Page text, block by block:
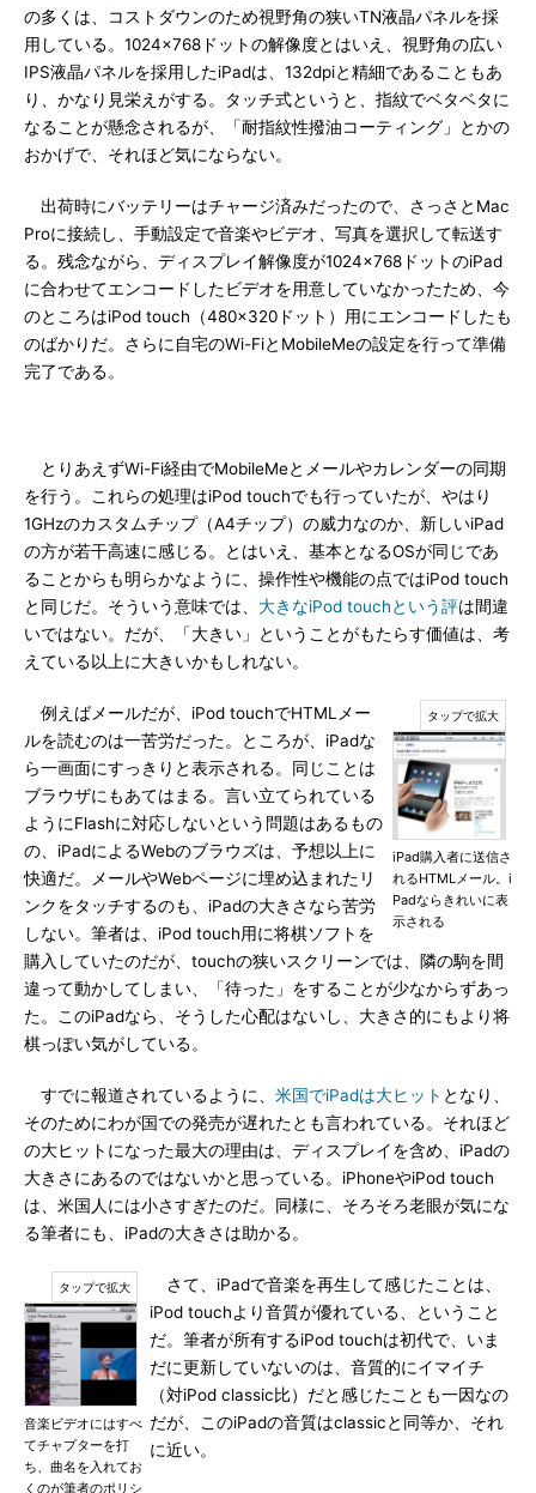
の多くは、コストダウンのため視野角の狭いTN液晶パネルを採
用している。1024×768ドットの解像度とはいえ、視野角の広い
IPS液晶パネルを採用したiPadは、132dpiと精細であることもあ
り、かなり見栄えがする。タッチ式というと、指紋でベタベタに
なることが懸念されるが、「耐指紋性撥油コーティング」とかの
おかげで、それほど気にならない。
出荷時にバッテリーはチャージ済みだったので、さっさとMac
Proに接続し、手動設定で音楽やビデオ、写真を選択して転送す
る。残念ながら、ディスプレイ解像度が1024×768ドットのiPad
に合わせてエンコードしたビデオを用意していなかったため、今
のところはiPod touch（480×320ドット）用にエンコードしたも
のばかりだ。さらに自宅のWi-FiとMobileMeの設定を行って準備
完了である。
とりあえずWi-Fi経由でMobileMeとメールやカレンダーの同期
を行う。これらの処理はiPod touchでも行っていたが、やはり
1GHzのカスタムチップ（A4チップ）の威力なのか、新しいiPad
の方が若干高速に感じる。とはいえ、基本となるOSが同じであ
ることからも明らかなように、操作性や機能の点ではiPod touch
と同じだ。そういう意味では、 大きなiPod touchという評は間違
いではない。だが、「大きい」ということがもたらす価値は、考
えている以上に大きいかもしれない。
iPad購入者に送信さ
れるHTMLメール。i
Padならきれいに表
示される
例えばメールだが、iPod touchでHTMLメー
ルを読むのは一苦労だった。ところが、iPadな
ら一画面にすっきりと表示される。同じことは
ブラウザにもあてはまる。言い立てられている
ようにFlashに対応しないという問題はあるもの
の、iPadによるWebのブラウズは、予想以上に
快適だ。メールやWebページに埋め込まれたリ
ンクをタッチするのも、iPadの大きさなら苦労
しない。筆者は、iPod touch用に将棋ソフトを
購入していたのだが、touchの狭いスクリーンでは、隣の駒を間
違って動かしてしまい、「待った」をすることが少なからずあっ
た。このiPadなら、そうした心配はないし、大きさ的にもより将
棋っぽい気がしている。
すでに報道されているように、 米国でiPadは大ヒット となり、
そのためにわが国での発売が遅れたとも言われている。それほど
の大ヒットになった最大の理由は、ディスプレイを含め、iPadの
大きさにあるのではないかと思っている。iPhoneやiPod touch
は、米国人には小さすぎたのだ。同様に、そろそろ老眼が気にな
る筆者にも、iPadの大きさは助かる。
音楽ビデオにはすべ
てチャプターを打
ち、曲名を入れてお
くのが筆者のポリシ
さて、iPadで音楽を再生して感じたことは、
iPod touchより音質が優れている、ということ
だ。筆者が所有するiPod touchは初代で、いま
だに更新していないのは、音質的にイマイチ
（対iPod classic比）だと感じたことも一因なの
だが、このiPadの音質はclassicと同等か、それ
に近い。